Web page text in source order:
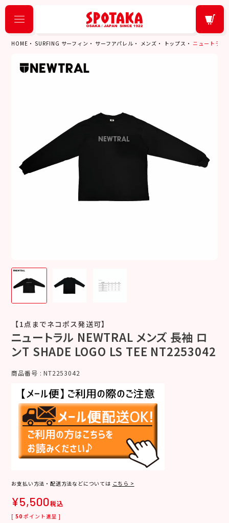
HOME SURFING サーフィン サーフアパレル メンズ トップス ニュートラル
【1点までネコポス発送可】
ニュートラル NEWTRAL メンズ 長袖 ロ
ンT SHADE LOGO LS TEE NT2253042
商品番号 NT2253042
お支払い方法・配送方法などについては こちら >
¥5,500税込
[ 50 ポイント進呈 ]